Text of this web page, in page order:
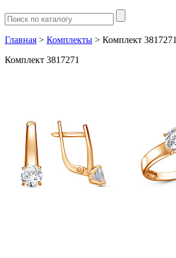
Главная > Комплекты > Комплект 3817271
Комплект 3817271